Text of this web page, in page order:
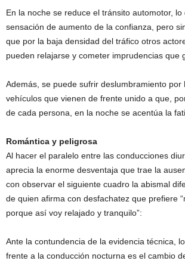
En la noche se reduce el tránsito automotor,
sensación de aumento de la confianza, pero
que por la baja densidad del tráfico otros
pueden relajarse y cometer imprudencias que
Además, se puede sufrir deslumbramiento por
vehículos que vienen de frente unido a que,
de cada persona, en la noche se acentúa la
Romántica y peligrosa
Al hacer el paralelo entre las conducciones
aprecia la enorme desventaja que trae la
con observar el siguiente cuadro la abismal
de quien afirma con desfachatez que prefiere
porque así voy relajado y tranquilo”:
Ante la contundencia de la evidencia técnica,
frente a la conducción nocturna es el cambio